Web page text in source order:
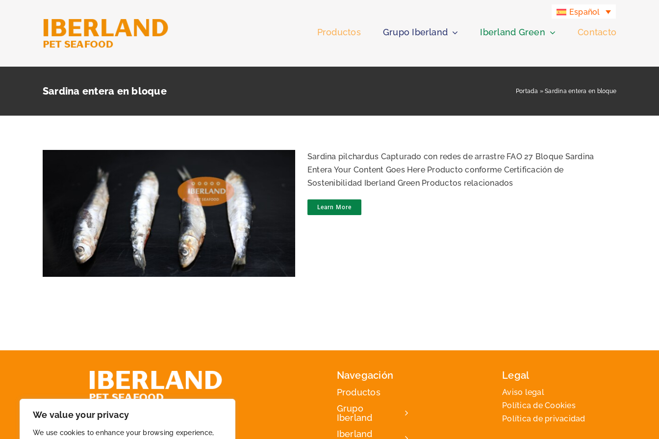
We value your privacy
We use cookies to enhance your browsing experience,
Español
Productos Grupo Iberland Iberland Green Contacto
Sardina entera en bloque Portada »Sardina entera en bloque
Sardina Entera
Sardina pilchardus Capturado con redes de arrastre FAO 27 Bloque Sardina
Entera Your Content Goes Here Producto conforme Certificación de
Sostenibilidad Iberland Green Productos relacionados
Learn More
+34 972 218 825
Navegación
Productos
Grupo
Iberland
Iberland
Legal
Aviso legal
Política de Cookies
Política de privacidad